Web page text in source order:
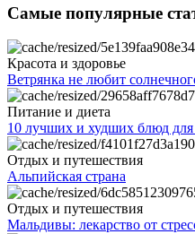
Самые популярные
Красота и здоровье
Ветрянка не любит
Питание и диета
10 лучших и худших блюд
Отдых и путешествия
Альпийская страна
Отдых и путешествия
Мальдивы: лекарство от